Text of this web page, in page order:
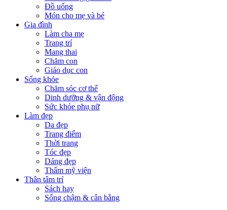
Đồ uống
Món cho mẹ và bé
Gia đình
Làm cha mẹ
Trang trí
Mang thai
Chăm con
Giáo dục con
Sống khỏe
Chăm sóc cơ thể
Dinh dưỡng & vận động
Sức khỏe phụ nữ
Làm đẹp
Da đẹp
Trang điểm
Thời trang
Tóc đẹp
Dáng đẹp
Thẩm mỹ viện
Thân tâm trí
Sách hay
Sống chậm & cân bằng